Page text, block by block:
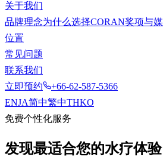
关于我们
品牌理念为什么选择CORAN奖项与
位置
常见问题
联系我们
立即预约
+66-62-587-5366
ENJA简中繁中THKO
免费个性化服务
发现最适合您的水疗体验